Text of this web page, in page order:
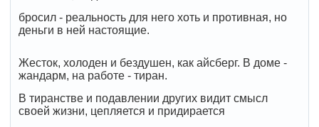
бросил - реальность для него хоть и противная, но
деньги в ней настоящие.
Жесток, холоден и бездушен, как айсберг. В доме -
жандарм, на работе - тиран.
В тиранстве и подавлении других видит смысл
своей жизни, цепляется и придирается